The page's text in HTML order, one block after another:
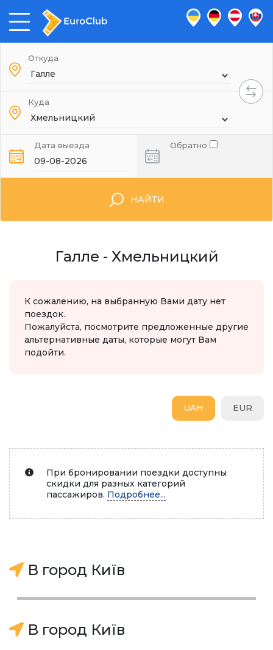
Откуда
Куда
Дата выезда Обратно
НАЙТИ
Галле - Хмельницкий
К сожалению, на выбранную Вами дату нет
поездок.
Пожалуйста, посмотрите предложенные другие
альтернативные даты, которые могут Вам
подойти.
EUR
UAH
При бронировании поездки доступны
скидки для разных категорий
пассажиров. Подробнее...
В город Київ
В город Київ